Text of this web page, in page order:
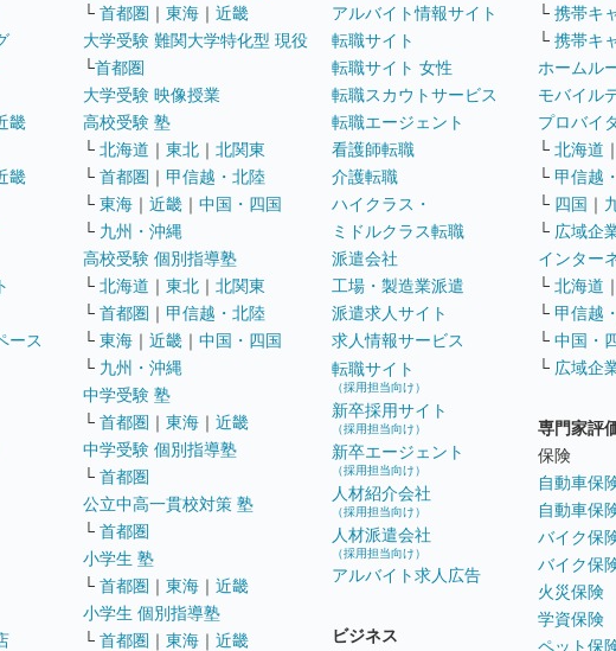
畿
畿
ース
└ 首都圏 ｜ 東海 ｜ 近畿
大学受験 難関大学特化型 現役
└首都圏
大学受験 映像授業
高校受験 塾
└ 北海道 ｜ 東北 ｜ 北関東
└ 首都圏 ｜ 甲信越・北陸
└ 東海 ｜ 近畿 ｜ 中国・四国
└ 九州・沖縄
高校受験 個別指導塾
└ 北海道 ｜ 東北 ｜ 北関東
└ 首都圏 ｜ 甲信越・北陸
└ 東海 ｜ 近畿 ｜ 中国・四国
└ 九州・沖縄
中学受験 塾
└ 首都圏 ｜ 東海 ｜ 近畿
中学受験 個別指導塾
└ 首都圏
公立中高一貫校対策 塾
└ 首都圏
小学生 塾
└ 首都圏 ｜ 東海 ｜ 近畿
小学生 個別指導塾
└ 首都圏 ｜ 東海 ｜ 近畿
アルバイト情報サイト
転職サイト
転職サイト 女性
転職スカウトサービス
転職エージェント
看護師転職
介護転職
ハイクラス・
ミドルクラス転職
派遣会社
工場・製造業派遣
派遣求人サイト
求人情報サービス
転職サイト
（採用担当向け）
新卒採用サイト
（採用担当向け）
新卒エージェント
（採用担当向け）
人材紹介会社
（採用担当向け）
人材派遣会社
（採用担当向け）
アルバイト求人広告
ビジネス
└ 携帯キ
└ 携帯キ
ホームル
モバイル
プロバイ
└ 北海道 ｜
└ 甲信越
└ 四国 ｜
└ 広域企
インター
└ 北海道 ｜
└ 甲信越
└ 中国・
└ 広域企
専門家評
保険
自動車保
自動車保
バイク保
バイク保
火災保険
学資保険
ペット保